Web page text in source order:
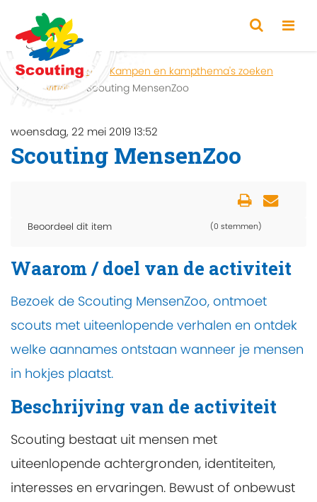
Home Zoeken
Kampen en kampthema's zoeken
Activiteit
Scouting MensenZoo
woensdag, 22 mei 2019 13:52
Scouting MensenZoo
Beoordeel dit item (0 stemmen)
Waarom / doel van de activiteit
Bezoek de Scouting MensenZoo, ontmoet
scouts met uiteenlopende verhalen en ontdek
welke aannames ontstaan wanneer je mensen
in hokjes plaatst.
Beschrijving van de activiteit
Scouting bestaat uit mensen met
uiteenlopende achtergronden, identiteiten,
interesses en ervaringen. Bewust of onbewust